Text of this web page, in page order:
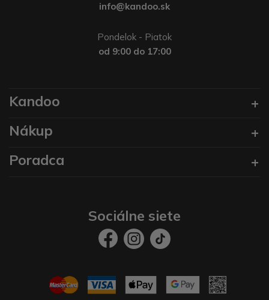
info@kandoo.sk
Pondelok - Piatok
od 9:00 do 17:00
Kandoo
Nákup
Poradca
Sociálne siete